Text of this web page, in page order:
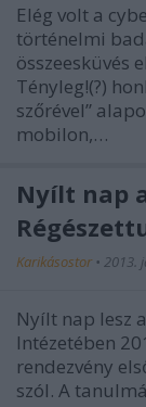
Elég volt a
történelmi
összeesküvés
Tényleg!(?)
szőrével”
mobilon,…
Nyílt nap
Karikásostor • 2013.
Nyílt nap lesz
Intézetében
rendezvény
szól. A